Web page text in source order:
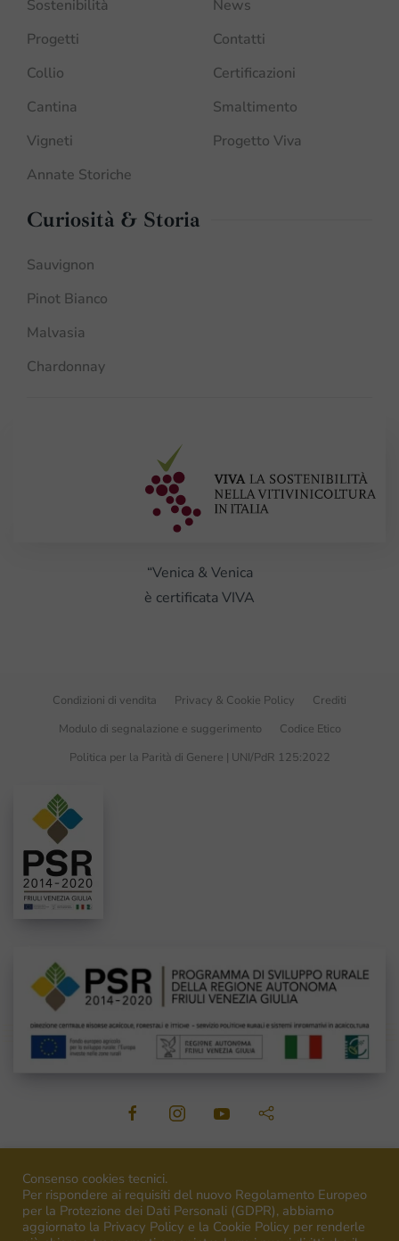
Sostenibilità
Progetti
Collio
Cantina
Vigneti
Annate Storiche
News
Contatti
Certificazioni
Smaltimento
Progetto Viva
Curiosità & Storia
Sauvignon
Pinot Bianco
Malvasia
Chardonnay
“Venica & Venica
è certificata VIVA
Condizioni di vendita Privacy & Cookie Policy
Crediti
Modulo di segnalazione e suggerimento
Codice Etico
Politica per la Parità di Genere | UNI/PdR 125:2022
Consenso cookies tecnici.
Per rispondere ai requisiti del nuovo Regolamento Europeo
per la Protezione dei Dati Personali (GDPR), abbiamo
aggiornato la Privacy Policy e la Cookie Policy per renderle